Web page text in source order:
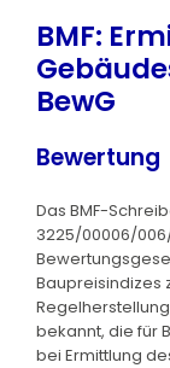
BMF:
BewG
Bewertung
Das BMF-
3225/00006/
Baupreisindizes
bekannt, die für
bei Ermittlung